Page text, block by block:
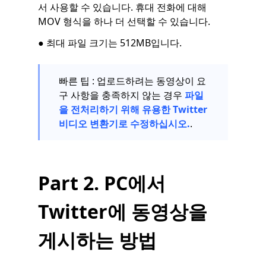
서 사용할 수 있습니다. 휴대 전화에 대해
MOV 형식을 하나 더 선택할 수 있습니다.
● 최대 파일 크기는 512MB입니다.
빠른 팁 : 업로드하려는 동영상이 요
구 사항을 충족하지 않는 경우 파일
을 전처리하기 위해 유용한 Twitter
비디오 변환기로 수정하십시오..
Part 2. PC에서
Twitter에 동영상을
게시하는 방법